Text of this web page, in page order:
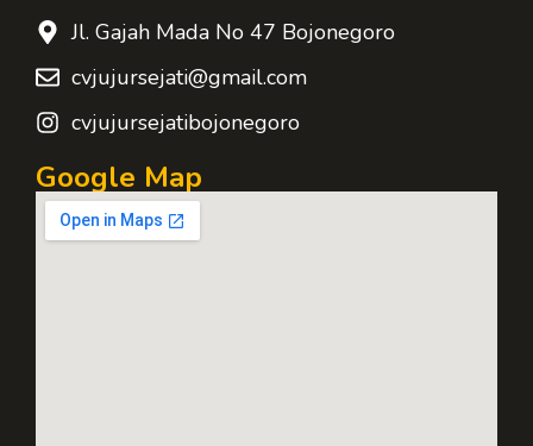
Jl. Gajah Mada No 47 Bojonegoro
cvjujursejati@gmail.com
cvjujursejatibojonegoro
Google Map